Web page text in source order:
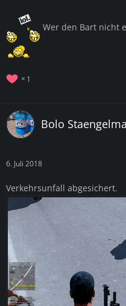
Wer den Bart nicht
1
Bolo
6. Juli 2018
Verkehrsunfall abgesichert.